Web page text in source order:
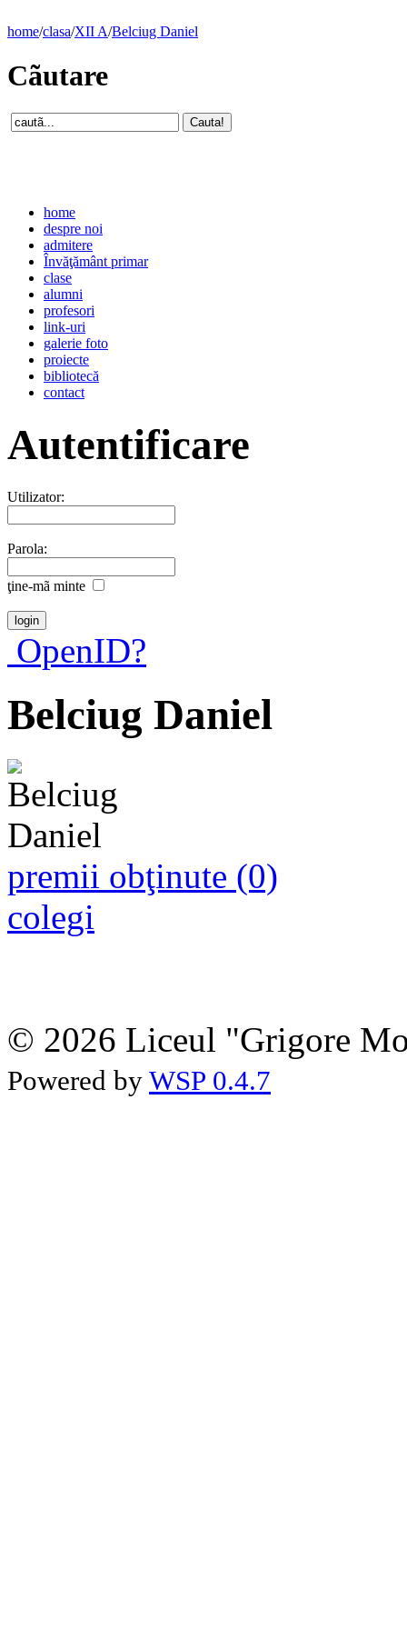
home/clasa/XII A/Belciug Daniel
Cãutare
home
despre noi
admitere
Învăţământ primar
clase
alumni
profesori
link-uri
galerie foto
proiecte
bibliotecă
contact
Autentificare
Utilizator:
Parola:
ţine-mã minte
OpenID?
Belciug Daniel
premii obţinute (0)
colegi
© 2026 Liceul "Grigore
Powered by WSP 0.4.7